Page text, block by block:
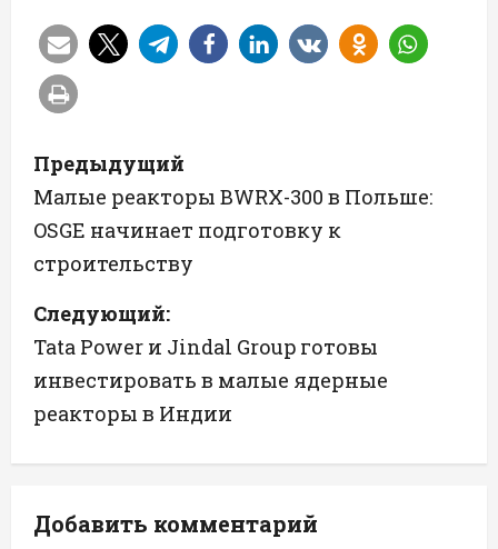
Н
а
в
г
а
ц
и
я
Предыдущий
Малые реакторы BWRX-300 в Польше:
OSGE начинает подготовку к
строительству
Следующий:
Tata Power и Jindal Group готовы
инвестировать в малые ядерные
реакторы в Индии
Добавить комментарий